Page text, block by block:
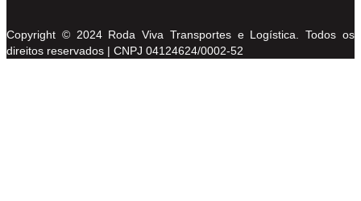
Copyright © 2024 Roda Viva Transportes e Logística. Todos os
direitos reservados | CNPJ 04124624/0002-52